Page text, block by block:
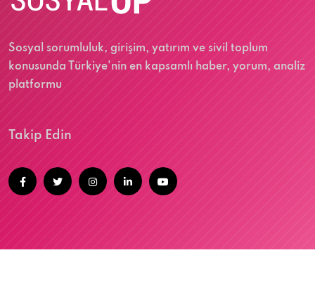
Sosyal sorumluluk, girişim, yatırım ve sivil toplum
konusunda Türkiye'nin en kapsamlı haber, yorum, analiz
platformu
Takip Edin